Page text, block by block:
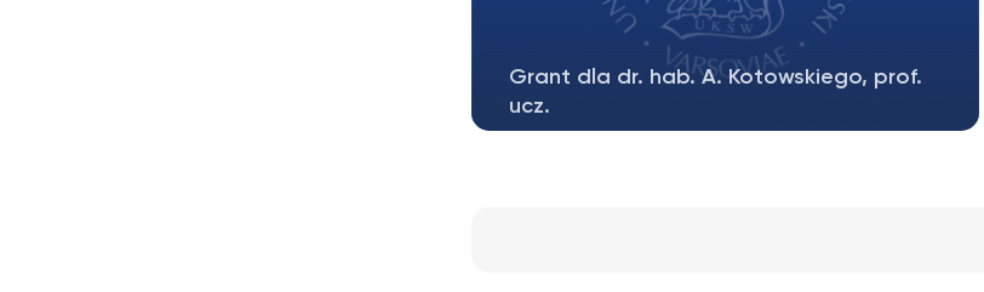
Grant dla dr. hab. A. Kotowskiego, prof.
ucz.